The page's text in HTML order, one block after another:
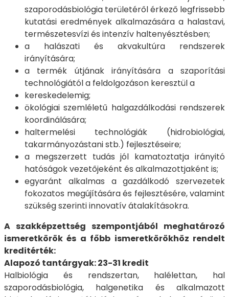
szaporodásbiológia területéről érkező legfrissebb
kutatási eredmények alkalmazására a halastavi,
természetesvízi és intenzív haltenyésztésben;
a halászati és akvakultúra rendszerek
irányítására;
a termék útjának irányítására a szaporítási
technológiától a feldolgozáson keresztül a
kereskedelemig;
ökológiai szemléletű halgazdálkodási rendszerek
koordinálására;
haltermelési technológiák (hidrobiológiai,
takarmányozástani stb.) fejlesztéseire;
a megszerzett tudás jól kamatoztatja irányitó
hatóságok vezetőjeként és alkalmazottjaként is;
egyaránt alkalmas a gazdálkodó szervezetek
fokozatos megújítására és fejlesztésére, valamint
szükség szerinti innovatív átalakításokra.
A szakképzettség szempontjából meghatározó
ismeretkörök és a főbb ismeretkörökhöz rendelt
kreditérték:
Alapozó tantárgyak: 23-31 kredit
Halbiológia és rendszertan, halélettan, hal
szaporodásbiológia, halgenetika és alkalmazott